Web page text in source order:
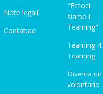
Note legali
Contattaci
"Eccoci
siamo i
Teaming"
Teaming 4
Teaming
Diventa un
volontario